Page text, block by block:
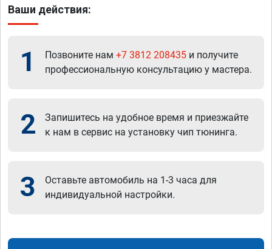
Ваши действия:
1 Позвоните нам +7 3812 208435 и получите
профессиональную консультацию у мастера.
2
Запишитесь на удобное время и приезжайте
к нам в сервис на установку чип тюнинга.
3
Оставьте автомобиль на 1-3 часа для
индивидуальной настройки.